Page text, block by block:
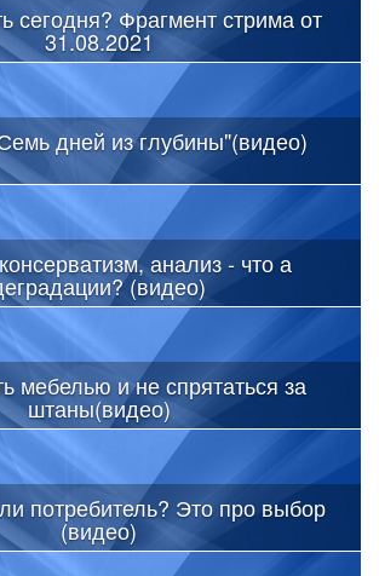
сегодня? Фрагмент стрима от
31.08.2021
дней из глубины"(видео)
анализ - что а
(видео)
мебелью и не спрятаться за
штаны(видео)
потребитель? Это про выбор
(видео)